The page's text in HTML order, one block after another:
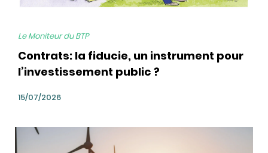
Le Moniteur du BTP
Contrats: la fiducie, un instrument pour
l’investissement public ?
15/07/2026
bg